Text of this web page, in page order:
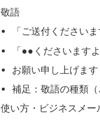
敬語
「ご送付ください
「●●くださいます
お願い申し上げま
補足：敬語の種類（
使い方・ビジネスメー